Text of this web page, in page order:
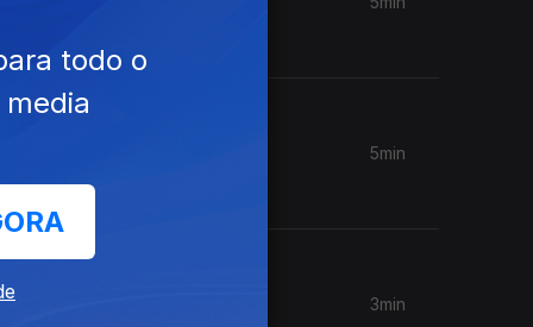
5min
3min
todo o